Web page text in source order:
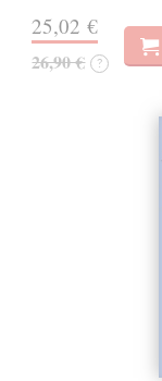
25,02 €
26,90 € ?